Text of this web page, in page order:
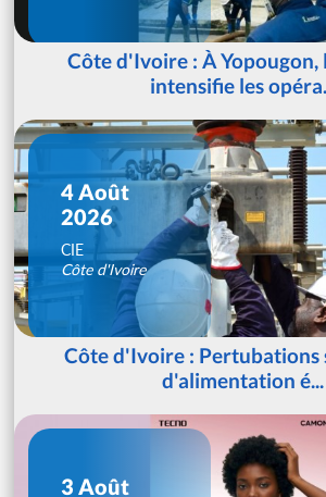
Côte d'Ivoire : À Yopougon,
intensifie les
4 Août
2026
CIE
Côte d'Ivoire
Côte d'Ivoire : Pertubations
d'alimentation é...
3 Août